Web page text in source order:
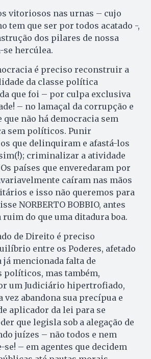
vitoriosos nas urnas – cujo
tem que ser por todos acatado -,
dos pilares de nossa
se hercúlea.
é preciso reconstruir a
da classe política
que foi – por culpa exclusiva
– no lamaçal da corrupção e
que não há democracia sem
sem políticos. Punir
que delinquiram e afastá-los
criminalizar a atividade
países que enveredaram por
caíram nas mãos
e isso não queremos para
NORBERTO BOBBIO, antes
do que uma ditadura boa.
de Direito é preciso
entre os Poderes, afetado
já mencionada falta de
mas também,
um Judiciário hipertrofiado,
vez abandona sua precípua e
aplicador da lei para se
que legisla sob a alegação de
juízes – não todos e nem
– em agentes que decidem